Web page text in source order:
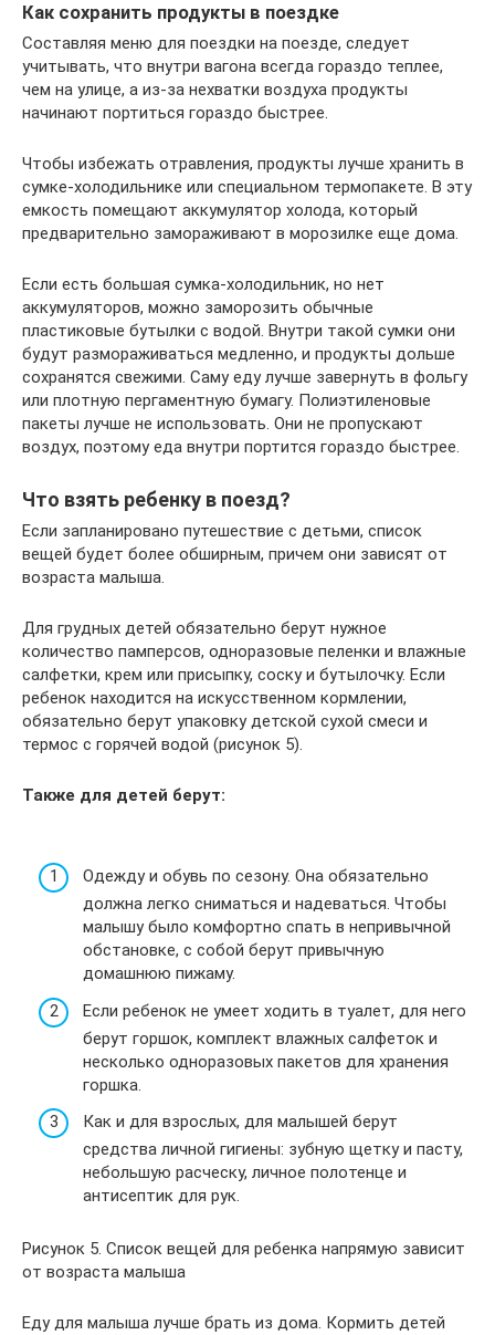
Как сохранить продукты в поездке
Составляя меню для поездки на поезде, следует
учитывать, что внутри вагона всегда гораздо теплее,
чем на улице, а из-за нехватки воздуха продукты
начинают портиться гораздо быстрее.
Чтобы избежать отравления, продукты лучше хранить в
сумке-холодильнике или специальном термопакете. В эту
емкость помещают аккумулятор холода, который
предварительно замораживают в морозилке еще дома.
Если есть большая сумка-холодильник, но нет
аккумуляторов, можно заморозить обычные
пластиковые бутылки с водой. Внутри такой сумки они
будут размораживаться медленно, и продукты дольше
сохранятся свежими. Саму еду лучше завернуть в фольгу
или плотную пергаментную бумагу. Полиэтиленовые
пакеты лучше не использовать. Они не пропускают
воздух, поэтому еда внутри портится гораздо быстрее.
Что взять ребенку в поезд?
Если запланировано путешествие с детьми, список
вещей будет более обширным, причем они зависят от
возраста малыша.
Для грудных детей обязательно берут нужное
количество памперсов, одноразовые пеленки и влажные
салфетки, крем или присыпку, соску и бутылочку. Если
ребенок находится на искусственном кормлении,
обязательно берут упаковку детской сухой смеси и
термос с горячей водой (рисунок 5).
Также для детей берут:
Одежду и обувь по сезону. Она обязательно
должна легко сниматься и надеваться. Чтобы
малышу было комфортно спать в непривычной
обстановке, с собой берут привычную
домашнюю пижаму.
Если ребенок не умеет ходить в туалет, для него
берут горшок, комплект влажных салфеток и
несколько одноразовых пакетов для хранения
горшка.
Как и для взрослых, для малышей берут
средства личной гигиены: зубную щетку и пасту,
небольшую расческу, личное полотенце и
антисептик для рук.
Рисунок 5. Список вещей для ребенка напрямую зависит
от возраста малыша
Еду для малыша лучше брать из дома. Кормить детей